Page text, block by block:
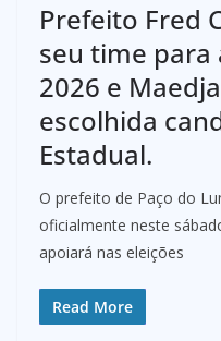
Prefeito Fred
seu time para
2026 e
escolhida
Estadual.
O prefeito de Paço do
oficialmente neste
apoiará nas eleições
Read More